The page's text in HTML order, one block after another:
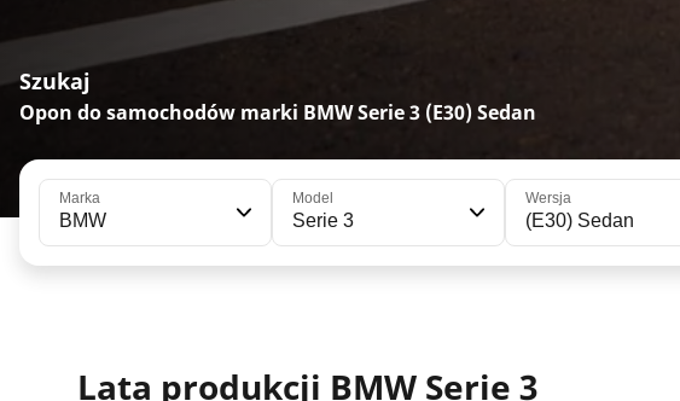
Szukaj
Opon do samochodów marki BMW Serie 3 (E30) Sedan
Marka
BMW
Model
Serie 3
Wersja
(E30) Sedan
Lata produkcji BMW Serie 3